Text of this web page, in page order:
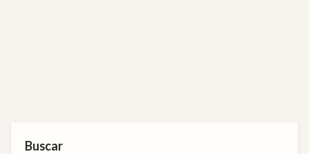
Buscar